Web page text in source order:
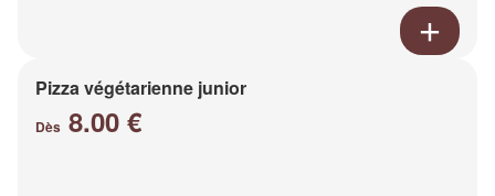
Pizza végétarienne junior
Dès 8.00 €